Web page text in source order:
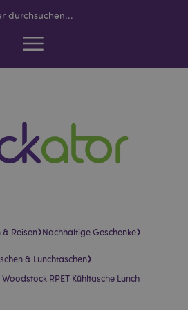
& Reisen›Nachhaltige Geschenke›
& Lunchtaschen›
RPET Kühltasche Lunch